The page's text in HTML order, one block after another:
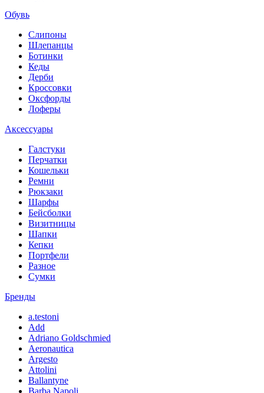
Обувь
Слипоны
Шлепанцы
Ботинки
Кеды
Дерби
Кроссовки
Оксфорды
Лоферы
Аксессуары
Галстуки
Перчатки
Кошельки
Ремни
Рюкзаки
Шарфы
Бейсболки
Визитницы
Шапки
Кепки
Портфели
Разное
Сумки
Бренды
a.testoni
Add
Adriano Goldschmied
Aeronautica
Argesto
Attolini
Ballantyne
Barba Napoli